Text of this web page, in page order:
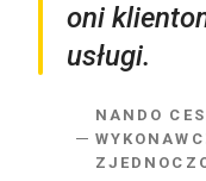
oni
usługi.
NANDO